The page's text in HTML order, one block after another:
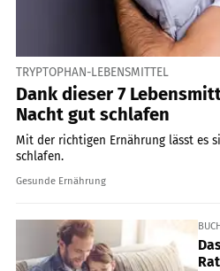
TRYPTOPHAN-LEBENSMITTEL
Dank dieser 7
Nacht gut schlafen
Mit der richtigen Ernährung lässt es
schlafen.
Gesunde Ernährung